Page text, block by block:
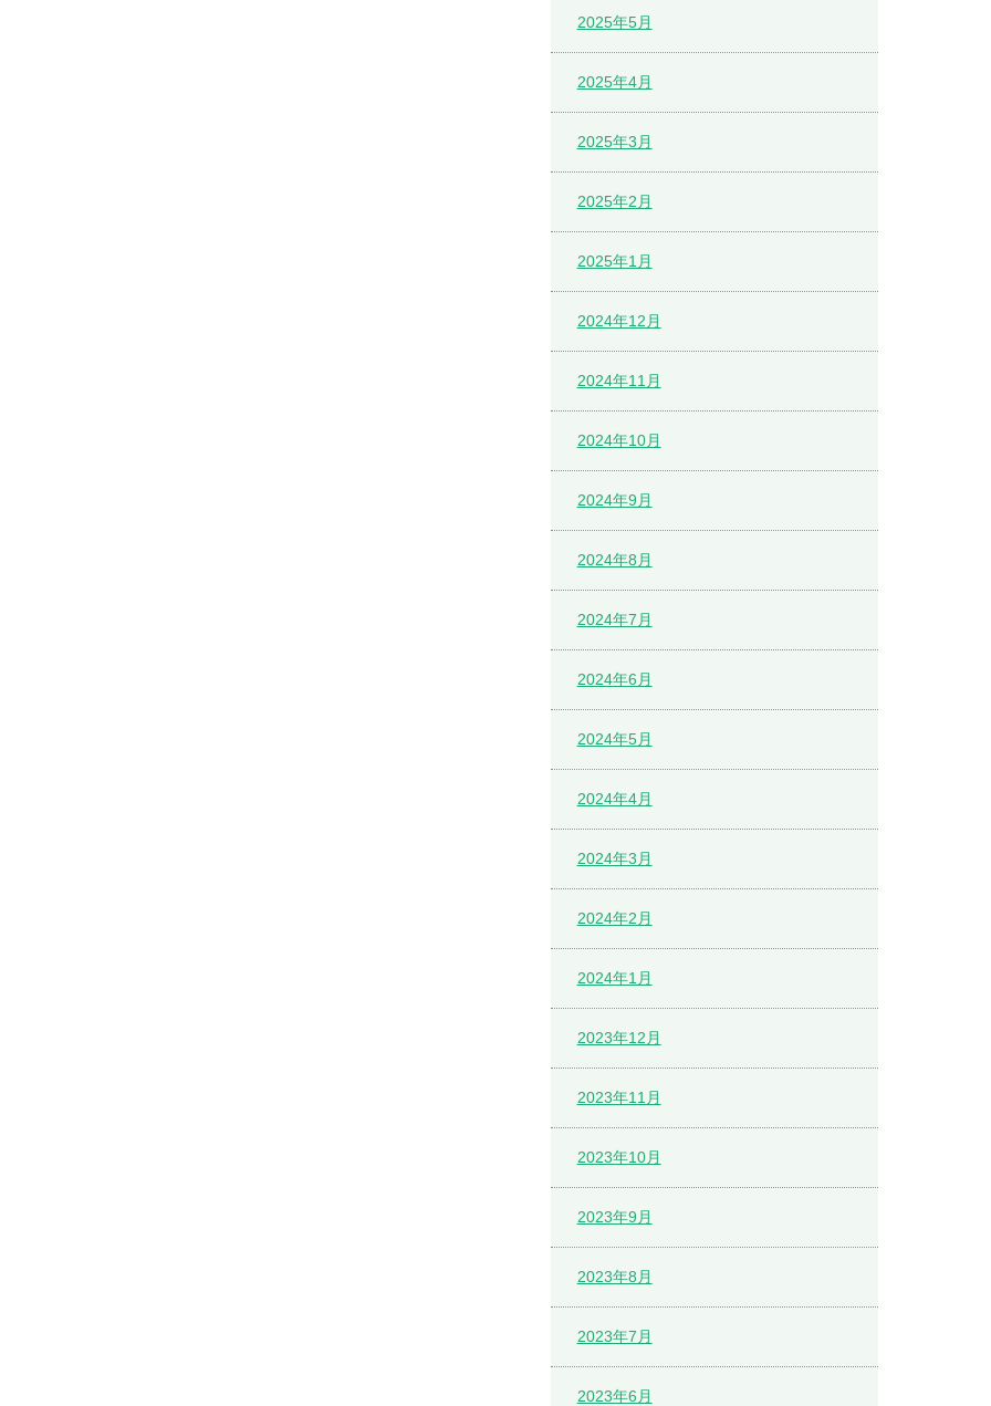
2025年5月
2025年4月
2025年3月
2025年2月
2025年1月
2024年12月
2024年11月
2024年10月
2024年9月
2024年8月
2024年7月
2024年6月
2024年5月
2024年4月
2024年3月
2024年2月
2024年1月
2023年12月
2023年11月
2023年10月
2023年9月
2023年8月
2023年7月
2023年6月